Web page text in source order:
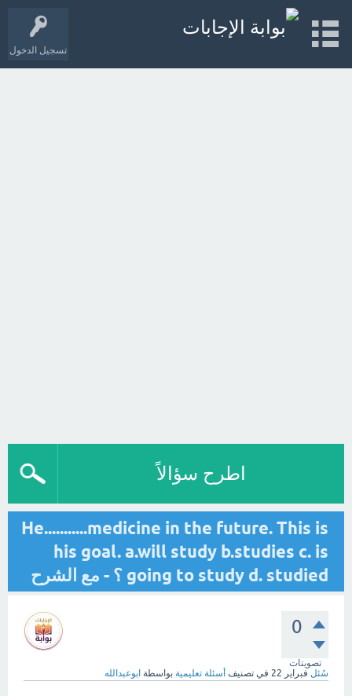
تسجيل الدخول
اطرح سؤالاً
He...........medicine in the future. This is
his goal. a.will study b.studies c. is
going to study d. studied ؟ - مع الشرح
0
تصويتات
سُئل فبراير 22 في تصنيف أسئلة تعليمية بواسطة ابوعبدالله